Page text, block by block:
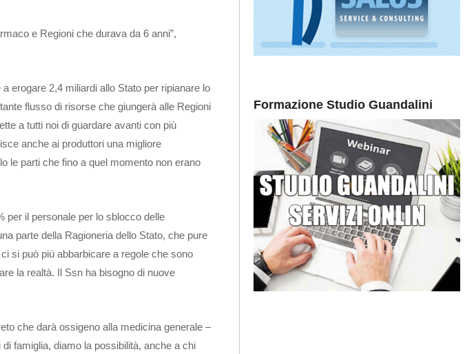
e Regioni che durava da 6 anni”,
erogare 2,4 miliardi allo Stato per ripianare lo
flusso di risorse che giungerà alle Regioni
a tutti noi di guardare avanti con più
anche ai produttori una migliore
le parti che fino a quel momento non erano
per il personale per lo sblocco delle
parte della Ragioneria dello Stato, che pure
si può più abbarbicare a regole che sono
la realtà. Il Ssn ha bisogno di nuove
che darà ossigeno alla medicina generale –
famiglia, diamo la possibilità, anche a chi
Formazione Studio Guandalini